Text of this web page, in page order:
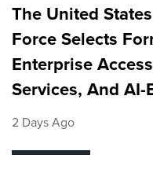
The United
Force Selects
Enterprise
Services, And
2 Days Ago